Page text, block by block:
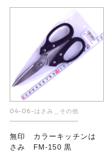
04-06-はさみ＿その他
無印 カラーキッチンは
さみ FM-150 黒